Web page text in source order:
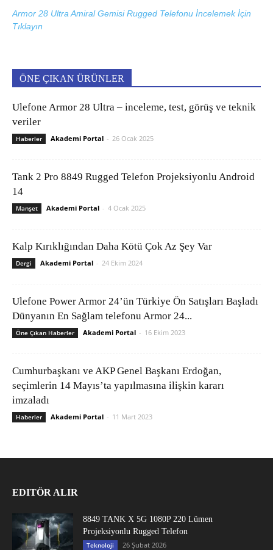
Armor 28 Ultra Amiral Gemisi Rugged Telefonu İncelemek İçin
Tıklayın
ÖNE ÇIKAN ÜRÜNLER
Ulefone Armor 28 Ultra – inceleme, test, görüş ve teknik
veriler
Haberler Akademi Portal - 26 Ocak 2025
Tank 2 Pro 8849 Rugged Telefon Projeksiyonlu Android
14
Manşet Akademi Portal - 4 Ocak 2025
Kalp Kırıklığından Daha Kötü Çok Az Şey Var
Dergi Akademi Portal - 24 Ekim 2024
Ulefone Power Armor 24’ün Türkiye Ön Satışları Başladı
Dünyanın En Sağlam telefonu Armor 24...
Öne Çıkan Haberler Akademi Portal - 16 Ekim 2023
Cumhurbaşkanı ve AKP Genel Başkanı Erdoğan,
seçimlerin 14 Mayıs’ta yapılmasına ilişkin kararı
imzaladı
Haberler Akademi Portal - 11 Mart 2023
EDITÖR ALIR
8849 TANK X 5G 1080P 220 Lümen
Projeksiyonlu Rugged Telefon
Teknoloji 26 Şubat 2026